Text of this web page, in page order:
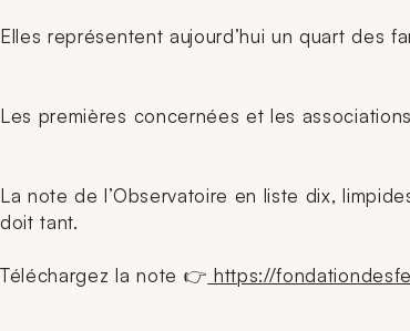
Elles représentent aujourd’hui un quart des
Les premières concernées et les
La note de l’Observatoire en liste dix,
doit tant.
Téléchargez la note 👉 https://